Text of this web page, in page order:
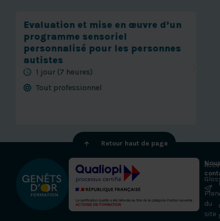
Connaissance du handicap, des
différents troubles et des
déficiences
2 jours (14 heures)
Tout professionnel
Plan
du
site
Retour haut de page